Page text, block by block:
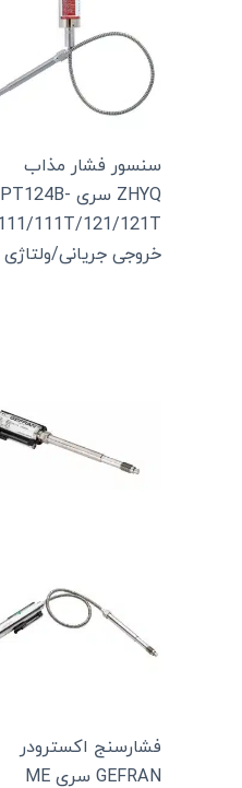
سنسور فشار مذاب
ZHYQ سری PT124B-
111/111T/121/121T
خروجی جریانی/ولتاژی
فشارسنج اکسترودر
GEFRAN سری ME